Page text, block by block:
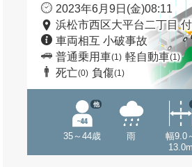
2023年6月9日(金)08:11
浜松市西区大平台二丁目
車両相互 小破事故
普通乗用車(1) 軽自動車(1)
死亡(0) 負傷(1)
35～44歳
他
雨
幅9.0
13.0m